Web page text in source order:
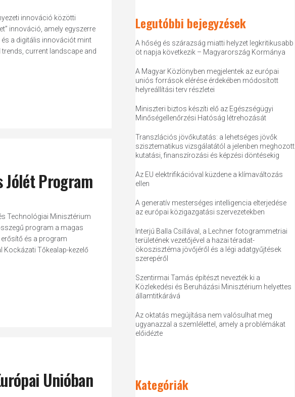
innováció közötti
innováció, amely egyszerre
a digitális innovációt mint
current landscape and
Program
Technológiai Minisztérium
program a magas
és a program
Kockázati Tőkealap-kezelő
Unióban
Legutóbbi bejegyzések
A hőség és szárazság miatti helyzet legkritikusabb
öt napja következik – Magyarország Kormánya
A Magyar Közlönyben megjelentek az európai
uniós források elérése érdekében módosított
helyreállítási terv részletei
Miniszteri biztos készíti elő az Egészségügyi
Minőségellenőrzési Hatóság létrehozását
Transzlációs jövőkutatás: a lehetséges jövők
szisztematikus vizsgálatától a jelenben meghozott
kutatási, finanszírozási és képzési döntésekig
Az EU elektrifikációval küzdene a klímaváltozás
ellen
A generatív mesterséges intelligencia elterjedése
az európai közigazgatási szervezetekben
Interjú Balla Csillával, a Lechner fotogrammetriai
területének vezetőjével a hazai téradat-
ökoszisztéma jövőjéről és a légi adatgyűjtések
szerepéről
Szentirmai Tamás építészt nevezték ki a
Közlekedési és Beruházási Minisztérium helyettes
államtitkárává
Az oktatás megújítása nem valósulhat meg
ugyanazzal a szemlélettel, amely a problémákat
előidézte
Kategóriák